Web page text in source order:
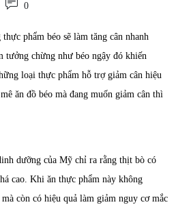
0
phẩm béo sẽ làm tăng cân nhanh
tưởng chừng như béo ngậy đó khiến
loại thực phẩm hỗ trợ giảm cân hiệu
ăn đồ béo mà đang muốn giảm cân thì
dưỡng của Mỹ chỉ ra rằng thịt bò có
cao. Khi ăn thực phẩm này không
còn có hiệu quả làm giảm nguy cơ mắc